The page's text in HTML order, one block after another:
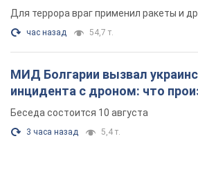
Фото и видео
Для террора враг применил ракеты и
час назад 54,7 т.
МИД Болгарии вызвал
инцидента с дроном: что
Беседа состоится 10 августа
3 часа назад 5,4 т.